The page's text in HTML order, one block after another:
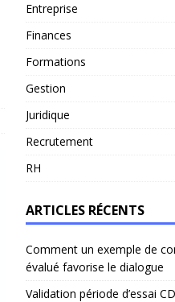
Entreprise
Finances
Formations
Gestion
Juridique
Recrutement
RH
ARTICLES RÉCENTS
Comment un exemple de
évalué favorise le dialogue
Validation période d’essai